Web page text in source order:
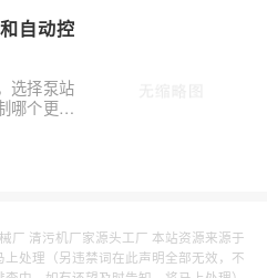
自动控
选择泵站
哪个更可
这并非
厂 清污机厂家源头工厂 本站资源来源于
处理（另违禁词在此声明全部无效，不